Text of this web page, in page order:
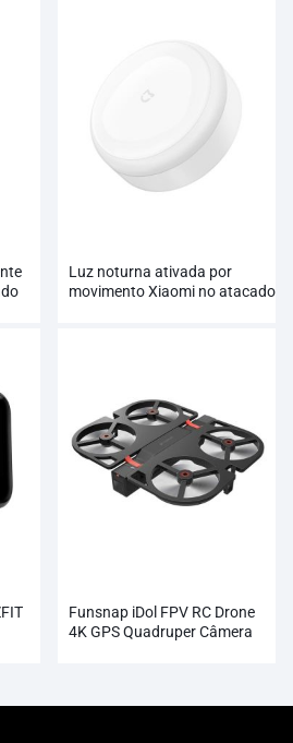
Luz noturna ativada por
movimento Xiaomi no atacado
Funsnap iDol FPV RC Drone
4K GPS Quadruper Câmera